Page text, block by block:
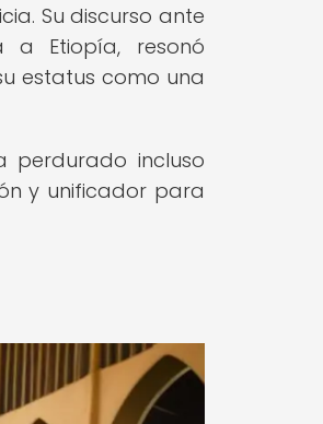
Su discurso ante
a Etiopía, resonó
estatus como una
perdurado incluso
y unificador para